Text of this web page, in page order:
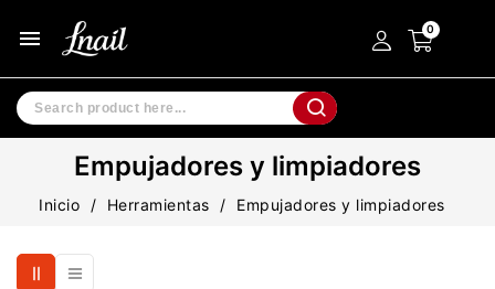
menu
Empujadores y limpiadores
Inicio Herramientas Empujadores y limpiadores